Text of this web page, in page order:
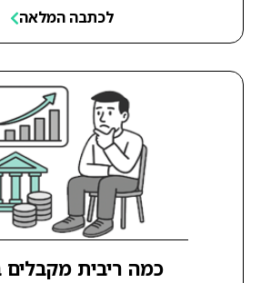
לכתבה המלאה
כמה ריבית מקבלים